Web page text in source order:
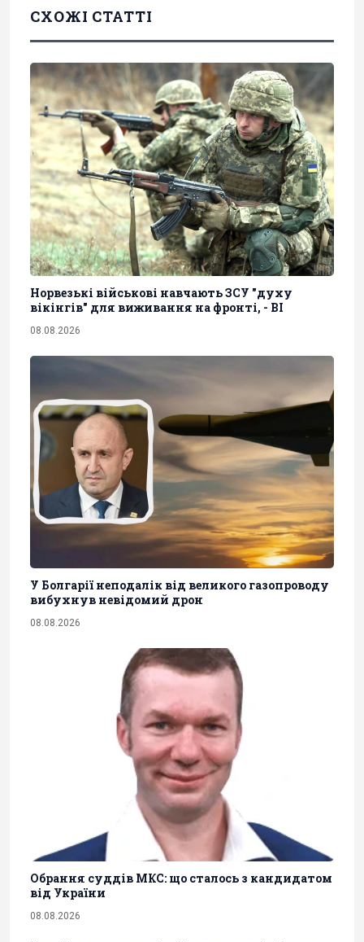
СХОЖІ СТАТТІ
Норвезькі військові навчають ЗСУ "духу
вікінгів" для виживання на фронті, - BI
08.08.2026
У Болгарії неподалік від великого газопроводу
вибухнув невідомий дрон
08.08.2026
Обрання суддів МКС: що сталось з кандидатом
від України
08.08.2026